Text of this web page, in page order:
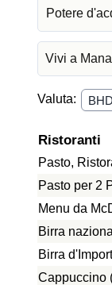
Potere
Vivi a
Valuta:
Ristoranti
Pasto,
Pasto per 2
Menu da
Birra
Birra
Cappuccino